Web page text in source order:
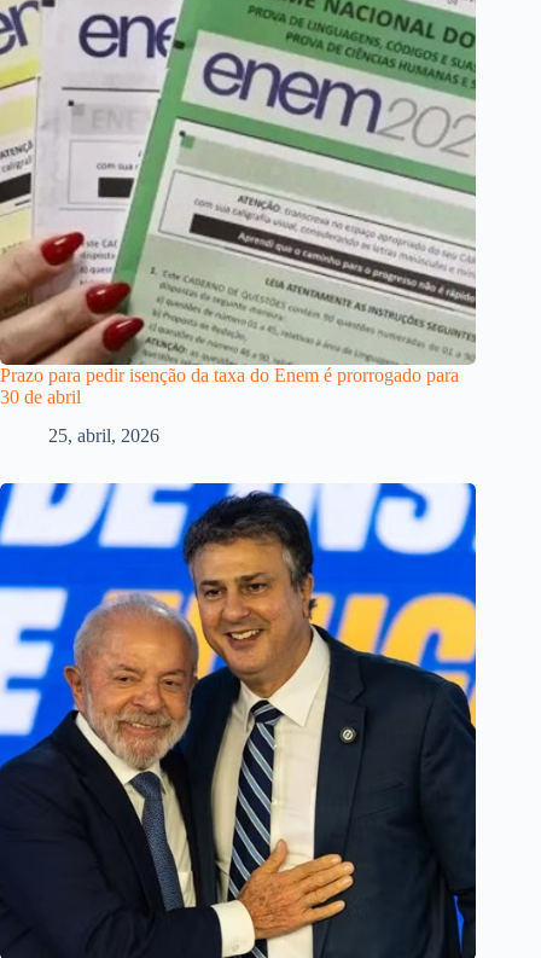
Prazo para pedir isenção da taxa do Enem é prorrogado para
30 de abril
25, abril, 2026